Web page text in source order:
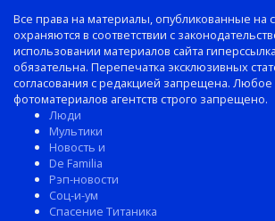
Все права на материалы, опубликованные на
охраняются в соответствии с
использовании материалов сайта
обязательна. Перепечатка эксклюзивных
согласования с редакцией запрещена.
фотоматериалов агентств строго запрещено.
Люди
Мультики
Новость и
De Familia
Рэп-новости
Соц-и-ум
Спасение Титаника